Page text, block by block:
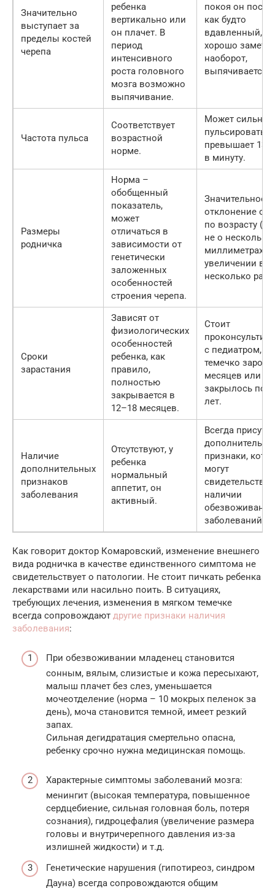
Значительно
выступает за
пределы костей
черепа
ребенка
вертикально или
он плачет. В
период
интенсивного
роста головного
мозга возможно
выпячивание.
покоя он
как будто
вдавленный,
хорошо
наоборот,
выпячивается
Частота пульса
Соответствует
возрастной
норме.
Может сильно
пульсировать,
превышает 130
в минуту.
Размеры
родничка
Норма –
обобщенный
показатель,
может
отличаться в
зависимости от
генетически
заложенных
особенностей
строения черепа.
Значительное
отклонение от
по возрасту
не о
миллиметрах, а
увеличении в
несколько раз).
Сроки
зарастания
Зависят от
физиологических
особенностей
ребенка, как
правило,
полностью
закрывается в
12–18 месяцев.
Стоит
с педиатром,
темечко
месяцев или не
закрылось
лет.
Наличие
дополнительных
признаков
заболевания
Отсутствуют, у
ребенка
нормальный
аппетит, он
активный.
Всегда
признаки,
могут
наличии
заболеваний
Как говорит доктор Комаровский, изменение внешнего
вида родничка в качестве единственного симптома не
свидетельствует о патологии. Не стоит пичкать ребенка
лекарствами или насильно поить. В ситуациях,
требующих лечения, изменения в мягком темечке
всегда сопровождают другие признаки наличия
заболевания:
При обезвоживании младенец становится
сонным, вялым, слизистые и кожа пересыхают,
малыш плачет без слез, уменьшается
мочеотделение (норма – 10 мокрых пеленок за
день), моча становится темной, имеет резкий
запах.
Сильная дегидратация смертельно опасна,
ребенку срочно нужна медицинская помощь.
Характерные симптомы заболеваний мозга:
менингит (высокая температура, повышенное
сердцебиение, сильная головная боль, потеря
сознания), гидроцефалия (увеличение размера
головы и внутричерепного давления из-за
излишней жидкости) и т.д.
Генетические нарушения (гипотиреоз, синдром
Дауна) всегда сопровождаются общим